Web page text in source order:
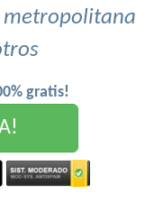
metropolitana
gratis!